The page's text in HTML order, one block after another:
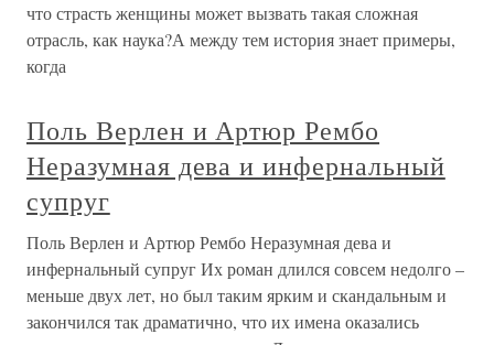
что страсть женщины может вызвать такая сложная
отрасль, как наука?А между тем история знает примеры,
когда
Поль Верлен и Артюр Рембо
Неразумная дева и инфернальный
супруг
Поль Верлен и Артюр Рембо Неразумная дева и
инфернальный супруг Их роман длился совсем недолго –
меньше двух лет, но был таким ярким и скандальным и
закончился так драматично, что их имена оказались